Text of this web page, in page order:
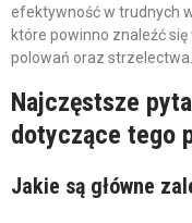
efektywność w trudnych
które powinno znaleźć
polowań oraz strzelectwa.
Najczęstsze
dotyczące tego
Jakie są główne